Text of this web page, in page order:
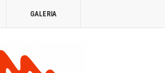
GALERIA